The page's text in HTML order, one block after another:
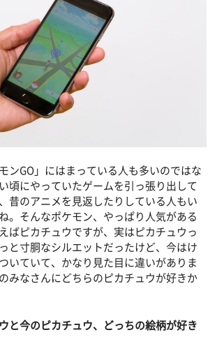
ンGO」にはまっている人も多いのではな
頃にやっていたゲームを引っ張り出して
昔のアニメを見返したりしている人もい
。そんなポケモン、やっぱり人気がある
ばピカチュウですが、実はピカチュウっ
と寸胴なシルエットだったけど、今はけ
いていて、かなり見た目に違いがありま
みなさんにどちらのピカチュウが好きか
と今のピカチュウ、どっちの絵柄が好き